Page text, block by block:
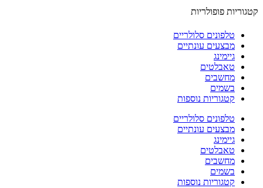
פופולריות
טלפונים סלולריים
מבצעים עונתיים
גיימינג
טאבלטים
מחשבים
בשמים
קטגוריות נוספות
טלפונים סלולריים
מבצעים עונתיים
גיימינג
טאבלטים
מחשבים
בשמים
קטגוריות נוספות